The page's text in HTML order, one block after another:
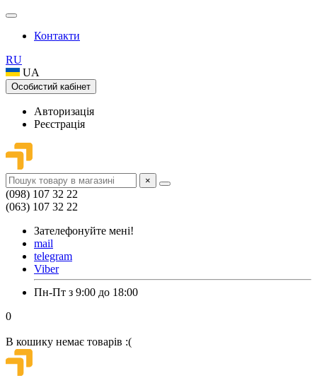
Контакти
RU
UA
Особистий кабінет
Авторизація
Реєстрація
×
(098) 107 32 22
(063) 107 32 22
Зателефонуйте мені!
mail
telegram
Viber
Пн-Пт з 9:00 до 18:00
0
В кошику немає товарів :(